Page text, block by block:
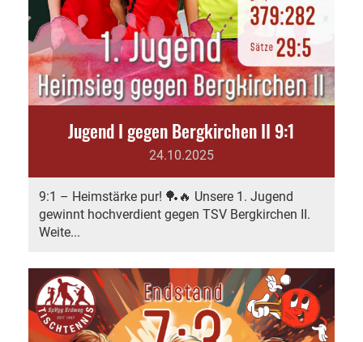
Jugend I gegen Bergkirchen II 9:1
24.10.2025
9:1 – Heimstärke pur! 🏓🔥 Unsere 1. Jugend
gewinnt hochverdient gegen TSV Bergkirchen II.
Weite...